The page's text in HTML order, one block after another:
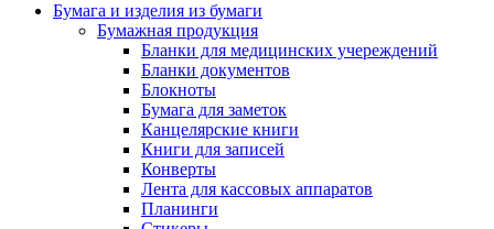
Бумага и изделия из бумаги
Бумажная продукция
Бланки для медицинских учереждений
Бланки документов
Блокноты
Бумага для заметок
Канцелярские книги
Книги для записей
Конверты
Лента для кассовых аппаратов
Планинги